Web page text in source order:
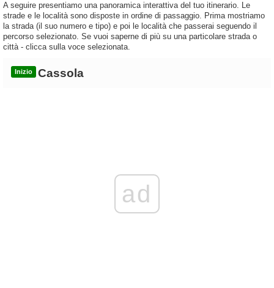
A seguire presentiamo una panoramica interattiva del tuo itinerario. Le
strade e le località sono disposte in ordine di passaggio. Prima mostriamo
la strada (il suo numero e tipo) e poi le località che passerai seguendo il
percorso selezionato. Se vuoi saperne di più su una particolare strada o
città - clicca sulla voce selezionata.
Inizio Cassola
ad